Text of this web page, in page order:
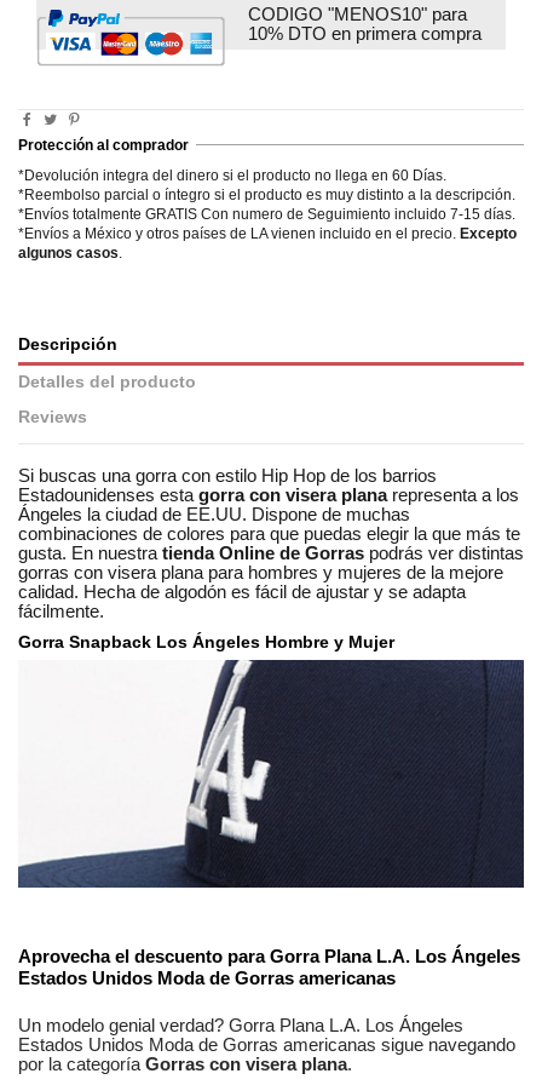
CODIGO "MENOS10" para
10% DTO en primera compra
Protección al comprador
*Devolución integra del dinero si el producto no llega en 60 Días.
*Reembolso parcial o íntegro si el producto es muy distinto a la descripción.
*Envíos totalmente GRATIS Con numero de Seguimiento incluido 7-15 días.
*Envíos a México y otros países de LA vienen incluido en el precio. Excepto
algunos casos
Descripción
Detalles del producto
Reviews
Si buscas una gorra con estilo Hip Hop de los barrios
Estadounidenses esta gorra con visera planarepresenta a los
Ángeles la ciudad de EE.UU. Dispone de muchas
combinaciones de colores para que puedas elegir la que más te
gusta. En nuestra tienda Online de Gorras podrás ver distintas
gorras con visera plana para hombres y mujeres de la mejore
calidad. Hecha de algodón es fácil de ajustar y se adapta
fácilmente.
Gorra Snapback Los Ángeles Hombre y Mujer
Estilos Informal
Genero Unisex
Aprovecha el descuento paraGorra Plana L.A. Los Ángeles
Estados Unidos Moda de Gorras americanas
Un modelo genial verdad? Gorra Plana L.A. Los Ángeles
Estados Unidos Moda de Gorras americanas sigue navegando
por la categoría Gorras con visera plana.